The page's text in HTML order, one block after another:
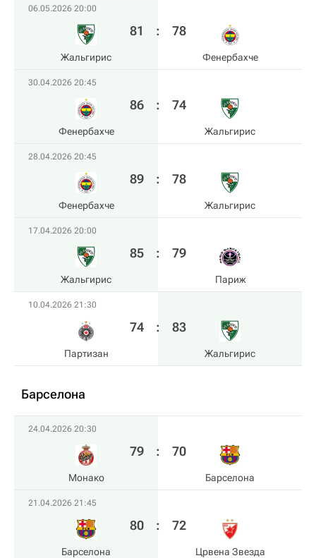
06.05.2026 20:00
Жальгирис
81 : 78
Фенербахче
30.04.2026 20:45
Фенербахче
86 : 74
Жальгирис
28.04.2026 20:45
Фенербахче
89 : 78
Жальгирис
17.04.2026 20:00
Жальгирис
85 : 79
Париж
10.04.2026 21:30
Партизан
74 : 83
Жальгирис
Барселона
24.04.2026 20:30
Монако
79 : 70
Барселона
21.04.2026 21:45
Барселона
80 : 72
Црвена Звезда